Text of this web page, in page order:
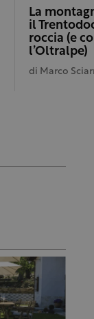
La
il
roccia (e
l’Oltralpe)
di Marco